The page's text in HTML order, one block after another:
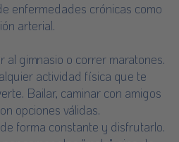
enfermedades crónicas como
arterial.
al gimnasio o correr maratones.
actividad física que te
Bailar, caminar con amigos
opciones válidas.
forma constante y disfrutarlo.